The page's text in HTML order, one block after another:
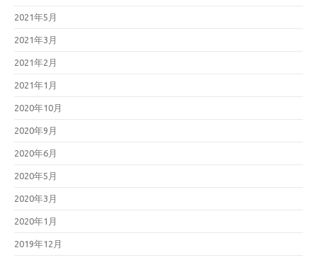
2021年5月
2021年3月
2021年2月
2021年1月
2020年10月
2020年9月
2020年6月
2020年5月
2020年3月
2020年1月
2019年12月